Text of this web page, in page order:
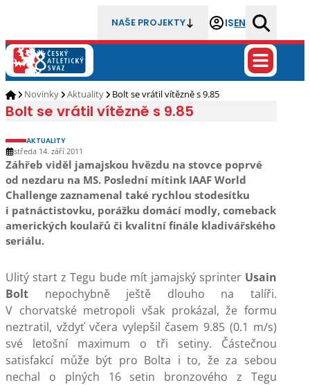
NAŠE PROJEKTY ISEN
Novinky Aktuality Bolt se vrátil vítězně s 9.85
Bolt se vrátil vítězně s 9.85
AKTUALITY
středa 14. září 2011
Záhřeb viděl jamajskou hvězdu na stovce poprvé
od nezdaru na MS. Poslední mítink IAAF World
Challenge zaznamenal také rychlou stodesítku
i patnáctistovku, porážku domácí modly, comeback
amerických koulařů či kvalitní finále kladivářského
seriálu.
Ulitý start z Tegu bude mít jamajský sprinter Usain
Bolt nepochybně ještě dlouho na talíři.
V chorvatské metropoli však prokázal, že formu
neztratil, vždyť včera vylepšil časem 9.85 (0.1 m/s)
své letošní maximum o tři setiny. Částečnou
satisfakcí může být pro Bolta i to, že za sebou
nechal o plných 16 setin bronzového z Tegu